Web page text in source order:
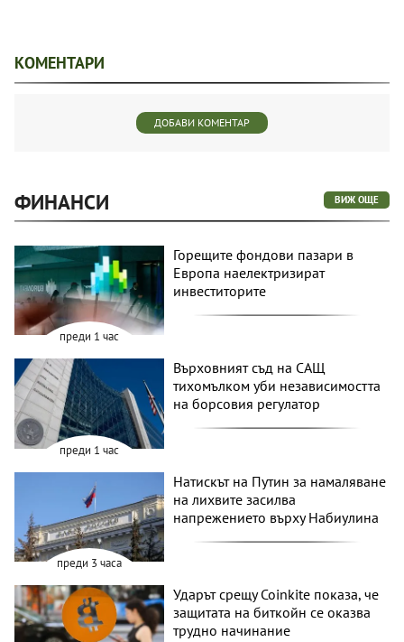
КОМЕНТАРИ
ДОБАВИ КОМЕНТАР
ФИНАНСИ ВИЖ ОЩЕ
преди 1 час
Горещите фондови пазари в
Европа наелектризират
инвеститорите
преди 1 час
Върховният съд на САЩ
тихомълком уби независимостта
на борсовия регулатор
преди 3 часа
Натискът на Путин за намаляване
на лихвите засилва
напрежението върху Набиулина
Ударът срещу Coinkite показа, че
защитата на биткойн се оказва
трудно начинание